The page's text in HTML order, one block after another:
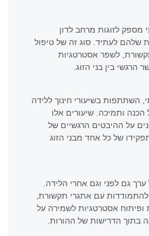
מספק לזוגות מרחב לדון
שלהם לעתיד. סוג זה של טיפול
לשפר אסטרטגיות
בין בני הזוג.
השתתפות בשיעורי חינוך ללידה
ותמיכה. שיעורים אלו
על ההיבטים הרגשיים של
של כל אחד מבני הזוג
ערך גם לפני וגם אחרי הלידה.
להתמודדות עם אתגרי תקשורת,
ופיתוח אסטרטגיות לשמירה על
בתוך הדרישות של ההורות.